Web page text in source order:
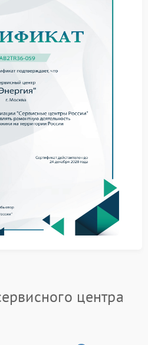
устройство не
коды ошибок, связанные с
испытывает перебои,
до обращения
и дайте ему остыть 10–
фильтры;
напряжения в розетке с
проведут
причину сбоя и
качества.
центра